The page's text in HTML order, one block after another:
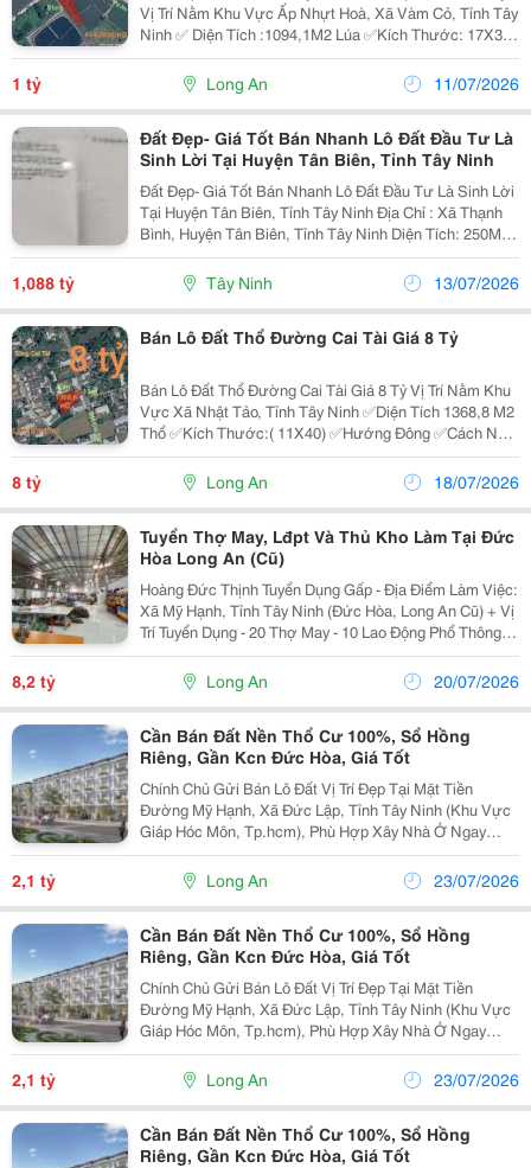
Vị Trí Nằm Khu Vực Ấp Nhựt Hoà, Xã Vàm Cỏ, Tỉnh Tây
Ninh ✅ Diện Tích :1094,1M2 Lúa ✅Kích Thước: 17X37
✅ Cách Tỉnh Lộ 832 260M ✅Cách Quốc Lộ 50B 3,6 Km
✅ Cách Ubnd Xã Tân Trụ 7,2 Km ✅ Cách...
1 tỷ Long An 11/07/2026
Đất Đẹp- Giá Tốt Bán Nhanh Lô Đất Đầu Tư Là
Sinh Lời Tại Huyện Tân Biên, Tỉnh Tây Ninh
Đất Đẹp- Giá Tốt Bán Nhanh Lô Đất Đầu Tư Là Sinh Lời
Tại Huyện Tân Biên, Tỉnh Tây Ninh Địa Chỉ : Xã Thạnh
Bình, Huyện Tân Biên, Tỉnh Tây Ninh Diện Tích: 250M2
Có Thể Lên Thổ Cư Giá Bán: 1 Tỷ 088 Triệu - Tiện Ích
Xung Quanh Đầy Đủ Gần Chợ, Bệnh...
1,088 tỷ Tây Ninh 13/07/2026
Bán Lô Đất Thổ Đường Cai Tài Giá 8 Tỷ
Bán Lô Đất Thổ Đường Cai Tài Giá 8 Tỷ Vị Trí Nằm Khu
Vực Xã Nhật Tảo, Tỉnh Tây Ninh ✅Diện Tích 1368,8 M2
Thổ ✅Kích Thước:( 11X40) ✅Hướng Đông ✅Cách Ngã
Tư Lạc Tấn 3 Km ✅Cách Quốc Lộ 50B 11 Km ✅Cách
Quốc Lộ 1A 2,3 Km ✅ Đất Vị Trí Đẹp, Vị...
8 tỷ Long An 18/07/2026
Tuyển Thợ May, Lđpt Và Thủ Kho Làm Tại Đức
Hòa Long An (Cũ)
Hoàng Đức Thịnh Tuyển Dụng Gấp - Địa Điểm Làm Việc:
Xã Mỹ Hạnh, Tỉnh Tây Ninh (Đức Hòa, Long An Cũ) + Vị
Trí Tuyển Dụng - 20 Thợ May - 10 Lao Động Phổ Thông
(Nam/Nữ) - 01 Thủ Kho 1. Thợ May + Yêu Cầu: - Từ 18
Tuổi Trở Lên. - Ưu...
8,2 tỷ Long An 20/07/2026
Cần Bán Đất Nền Thổ Cư 100%, Sổ Hồng
Riêng, Gần Kcn Đức Hòa, Giá Tốt
Chính Chủ Gửi Bán Lô Đất Vị Trí Đẹp Tại Mặt Tiền
Đường Mỹ Hạnh, Xã Đức Lập, Tỉnh Tây Ninh (Khu Vực
Giáp Hóc Môn, Tp.hcm), Phù Hợp Xây Nhà Ở Ngay
Hoặc Đầu Tư Đón Đầu Nhu Cầu An Cư Của Chuyên Gia,
Người Lao Động Tại Các Khu Công Nghiệp Lớn. Thông
2,1 tỷ Long An 23/07/2026
Cần Bán Đất Nền Thổ Cư 100%, Sổ Hồng
Riêng, Gần Kcn Đức Hòa, Giá Tốt
Chính Chủ Gửi Bán Lô Đất Vị Trí Đẹp Tại Mặt Tiền
Đường Mỹ Hạnh, Xã Đức Lập, Tỉnh Tây Ninh (Khu Vực
Giáp Hóc Môn, Tp.hcm), Phù Hợp Xây Nhà Ở Ngay
Hoặc Đầu Tư Đón Đầu Nhu Cầu An Cư Của Chuyên Gia,
Người Lao Động Tại Các Khu Công Nghiệp Lớn. Thông
2,1 tỷ Long An 23/07/2026
Cần Bán Đất Nền Thổ Cư 100%, Sổ Hồng
Riêng, Gần Kcn Đức Hòa, Giá Tốt